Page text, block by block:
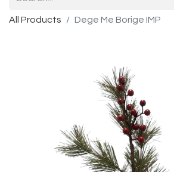
All Products Dege Me Borige IMP